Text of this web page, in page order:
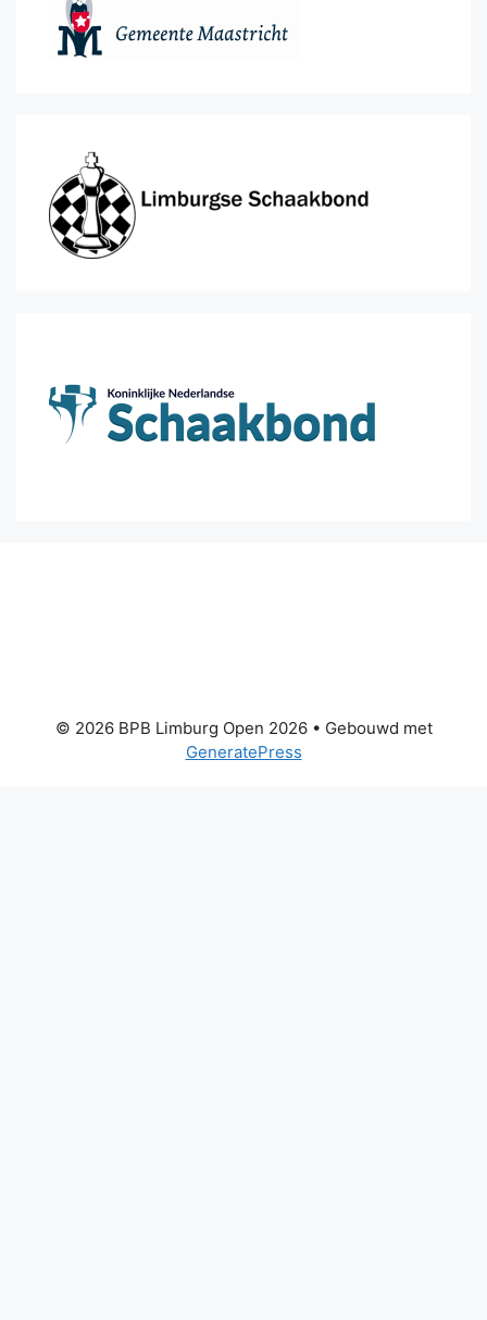
© 2026 BPB Limburg Open 2026• Gebouwd met
GeneratePress